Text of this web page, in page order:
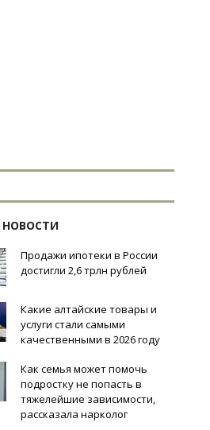
НОВОСТИ
Продажи ипотеки в России
достигли 2,6 трлн рублей
Какие алтайские товары и
услуги стали самыми
качественными в 2026 году
Как семья может помочь
подростку не попасть в
тяжелейшие зависимости,
рассказала нарколог